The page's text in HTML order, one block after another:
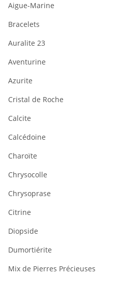
Aigue-Marine
Bracelets
Auralite 23
Aventurine
Azurite
Cristal de Roche
Calcite
Calcédoine
Charoïte
Chrysocolle
Chrysoprase
Citrine
Diopside
Dumortiérite
Mix de Pierres Précieuses